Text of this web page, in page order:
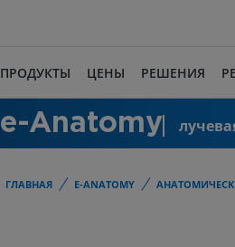
ПРОДУКТЫ ЦЕНЫ РЕШЕНИЯ
e-Anatomy
ГЛАВНАЯ E-ANATOMY